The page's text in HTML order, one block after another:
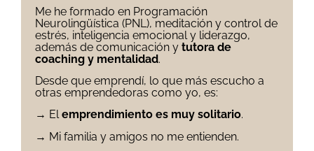
Me he formado en Programación
Neurolingüística (PNL), meditación y control de
estrés, inteligencia emocional y liderazgo,
además de comunicación y tutora de
coaching y mentalidad.
Desde que emprendí, lo que más escucho a
otras emprendedoras como yo, es:
→ Elemprendimiento es muy solitario.
→ Mi familia y amigos no me entienden.